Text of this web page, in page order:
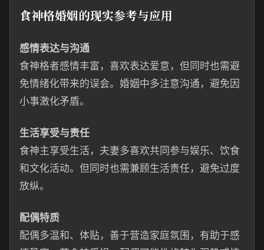
食神格婚姻的现实参考与应用
感情表达与沟通
食神格者感情丰富，喜欢表达爱意，但同时也需避
免情绪化带来的误会。婚姻中多注意沟通，避免因
小事激化矛盾。
生活享受与责任
食神主享受生活，夫妻多喜欢共同参与娱乐、饮食
和文化活动。但同时也需兼顾生活责任，避免过度
放纵。
配偶特质
配偶多温和、体贴，善于营造家庭氛围，有助于感